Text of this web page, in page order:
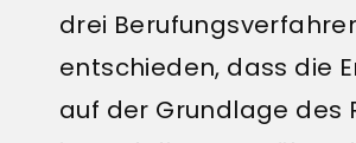
drei
entschieden, dass die
auf der Grundlage